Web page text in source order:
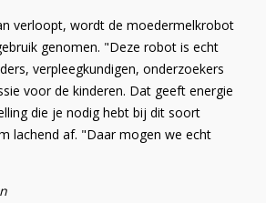
verloopt, wordt de moedermelkrobot
genomen. "Deze robot is echt
verpleegkundigen, onderzoekers
voor de kinderen. Dat geeft energie
die je nodig hebt bij dit soort
lachend af. "Daar mogen we echt